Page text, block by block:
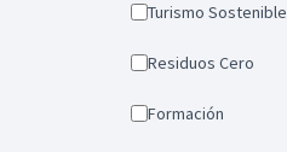
Turismo Sostenible
Residuos Cero
Formación